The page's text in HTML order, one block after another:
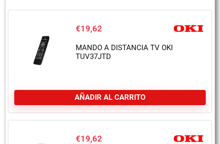
€19,62
MANDO A DISTANCIA TV OKI
TUV37JTD
AÑADIR AL CARRITO
€19,62